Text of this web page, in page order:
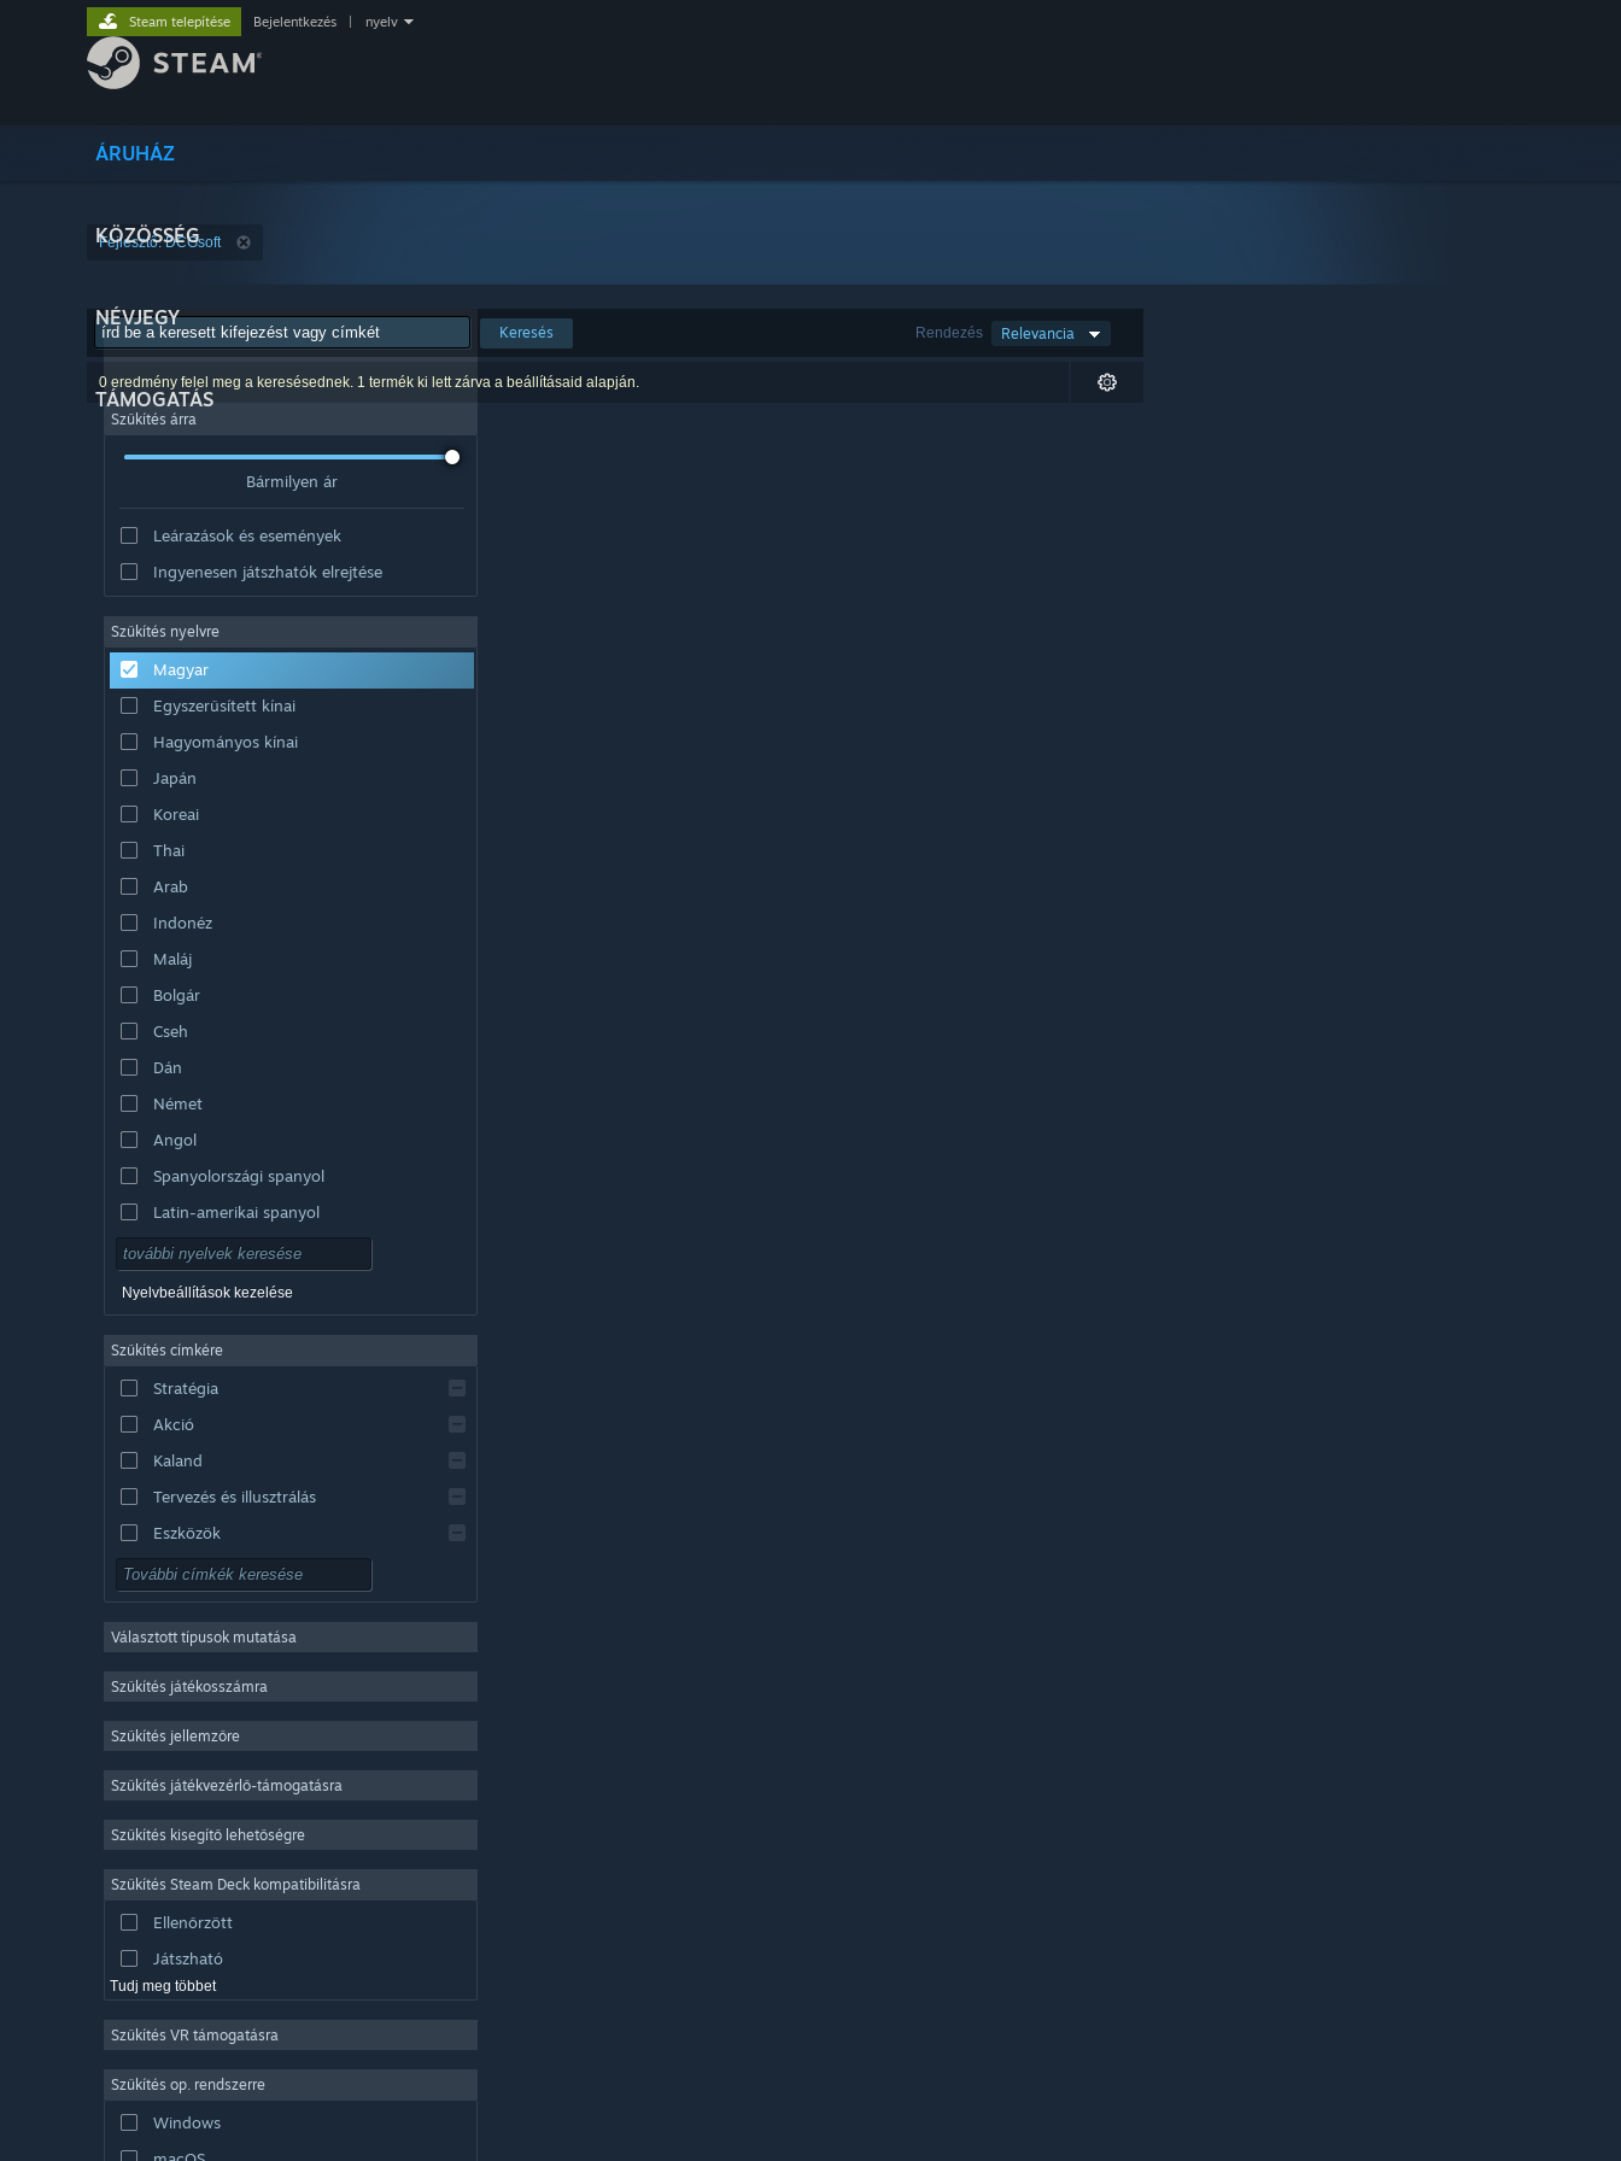
ÁRUHÁZ
KÖZÖSSÉG
NÉVJEGY
TÁMOGATÁS
Steam telepítése Bejelentkezés nyelv
Fejlesztő: DCGsoft
Rendezés Relevancia
Keresés
0 eredmény felel meg a keresésednek. 1 termék ki lett zárva a beállításaid alapján.
Szűkítés árra
Bármilyen ár
Leárazások és események
Ingyenesen játszhatók elrejtése
Szűkítés nyelvre
Magyar
Egyszerűsített kínai
Hagyományos kínai
Japán
Koreai
Thai
Arab
Indonéz
Maláj
Bolgár
Cseh
Dán
Német
Angol
Spanyolországi spanyol
Latin-amerikai spanyol
Nyelvbeállítások kezelése
Szűkítés címkére
Stratégia
Akció
Kaland
Tervezés és illusztrálás
Eszközök
Ingyenesen játszható
Sokszereplős többjátékos
Indie
Könnyed
Szimuláció
Videószerkesztés
Fényképszerkesztés
Választott típusok mutatása
Szűkítés játékosszámra
Szűkítés jellemzőre
Szűkítés játékvezérlő-támogatásra
Szűkítés kisegítő lehetőségre
Szűkítés Steam Deck kompatibilitásra
Ellenőrzött
Játszható
Tudj meg többet
Szűkítés VR támogatásra
Szűkítés op. rendszerre
Windows